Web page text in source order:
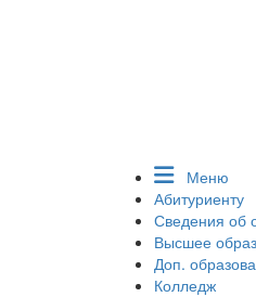
Меню
Абитуриенту
Сведения об
Высшее
Доп.
Колледж